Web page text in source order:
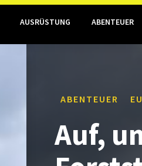
AUSRÜSTUNG ABENTEUER
ABENTEUER
Auf,